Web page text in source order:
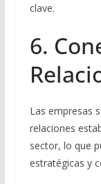
clave.
6.
Las empresas
relaciones
sector, lo que
estratégicas y